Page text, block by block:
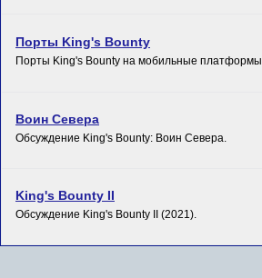
Порты King's Bounty
Порты King's Bounty на мобильные платформы.
Воин Севера
Обсуждение King's Bounty: Воин Севера.
King's Bounty II
Обсуждение King's Bounty II (2021).